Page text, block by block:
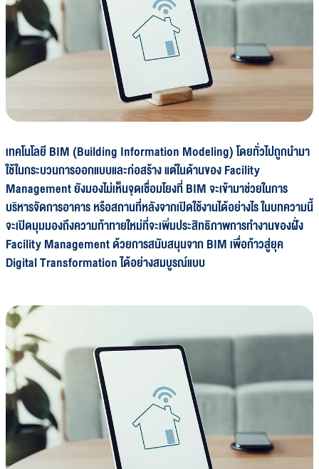
เทคโนโลยี BIM (Building Information Modeling) โดยทั่วไปถูกนำมา
ใช้ในกระบวนการออกแบบและก่อสร้าง แต่ในด้านของ Facility
Management ยังมองไม่เห็นจุดเชื่อมโยงที่ BIM จะเข้ามาช่วยในการ
บริหารจัดการอาคาร หรือสถานที่หลังจากเปิดใช้งานได้อย่างไร ในบทความนี้
จะเปิดมุมมองถึงความท้าทายใหม่ที่จะเพิ่มประสิทธิภาพการทำงานของฝั่ง
Facility Management ด้วยการสนับสนุนจาก BIM เพื่อก้าวสู่ยุค
Digital Transformation ได้อย่างสมบูรณ์แบบ